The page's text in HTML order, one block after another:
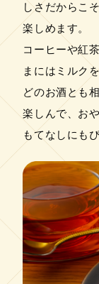
しさだからこ
楽しめます。
コーヒーや紅
まにはミルク
どのお酒とも
楽しんで、お
もてなしにも